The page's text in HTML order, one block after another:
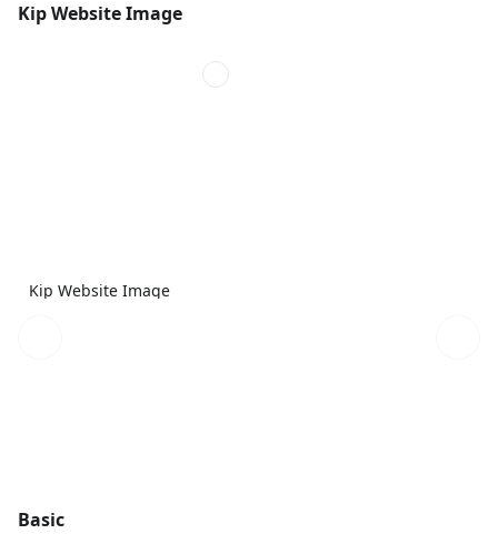
Kip Website Image
Kip Website Image
Basic